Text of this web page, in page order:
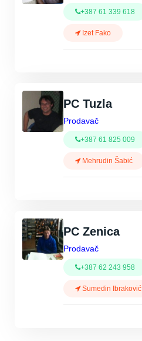
+387 61 339 618
Izet Fako
PC Tuzla
Prodavač
+387 61 825 009
Mehrudin Šabić
PC Zenica
Prodavač
+387 62 243 958
Sumedin Ibraković